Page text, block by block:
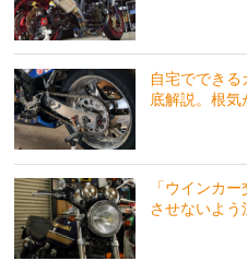
自宅ででき
底解説。根
「ウインカ
させないよう